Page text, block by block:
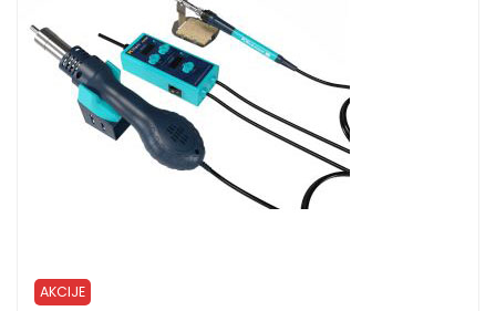
AKCIJE